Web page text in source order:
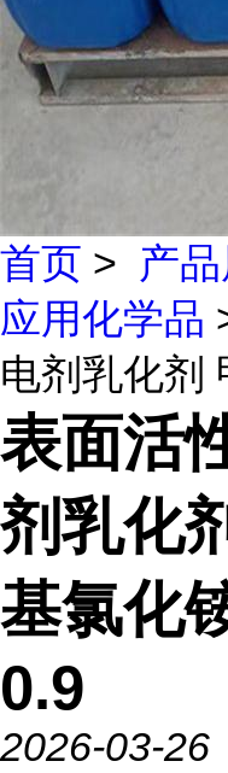
首页 > 产
应用化学品
电剂乳化剂
表面活
剂乳化
基氯化
0.9
2026-03-26